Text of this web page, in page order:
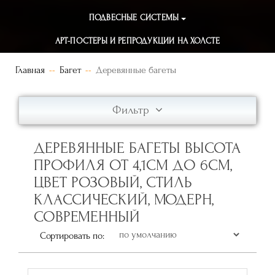
ПОДВЕСНЫЕ СИСТЕМЫ
АРТ-ПОСТЕРЫ И РЕПРОДУКЦИИ НА ХОЛСТЕ
Главная Багет Деревянные багеты
Фильтр
ДЕРЕВЯННЫЕ БАГЕТЫ ВЫСОТА
ПРОФИЛЯ ОТ 4,1СМ ДО 6СМ,
ЦВЕТ РОЗОВЫЙ, СТИЛЬ
КЛАССИЧЕСКИЙ, МОДЕРН,
СОВРЕМЕННЫЙ
Сортировать по: